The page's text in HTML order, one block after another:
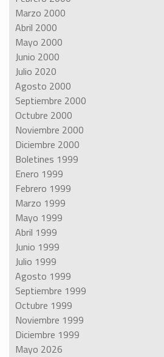
Marzo 2000
Abril 2000
Mayo 2000
Junio 2000
Julio 2020
Agosto 2000
Septiembre 2000
Octubre 2000
Noviembre 2000
Diciembre 2000
Boletines 1999
Enero 1999
Febrero 1999
Marzo 1999
Mayo 1999
Abril 1999
Junio 1999
Julio 1999
Agosto 1999
Septiembre 1999
Octubre 1999
Noviembre 1999
Diciembre 1999
Mayo 2026